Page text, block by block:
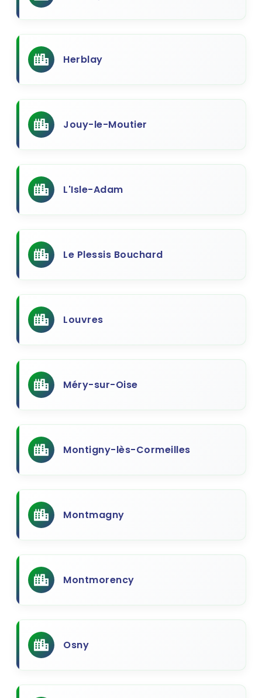
Herblay
Jouy-le-Moutier
L'Isle-Adam
Le Plessis Bouchard
Louvres
Méry-sur-Oise
Montigny-lès-Cormeilles
Montmagny
Montmorency
Osny